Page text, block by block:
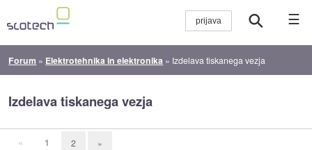
☰
Forum » Elektrotehnika in elektronika » Izdelava tiskanega vezja
Izdelava tiskanega vezja
« 1 2 »